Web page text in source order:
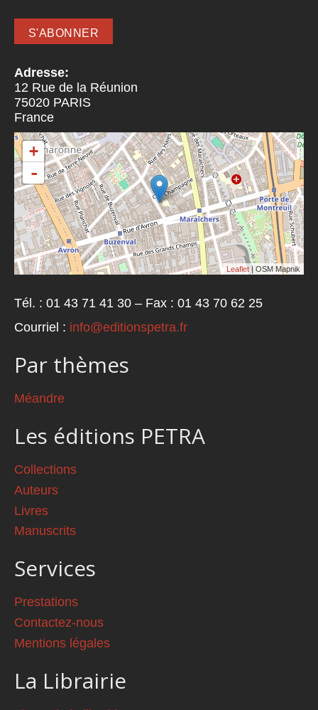
Adresse:
12 Rue de la Réunion
75020 PARIS
France
+
-
Leaflet | OSM Mapnik
Tél. : 01 43 71 41 30 – Fax : 01 43 70 62 25
Courriel : info@editionspetra.fr
Par thèmes
Méandre
Les éditions PETRA
Collections
Auteurs
Livres
Manuscrits
Services
Prestations
Contactez-nous
Mentions légales
La Librairie